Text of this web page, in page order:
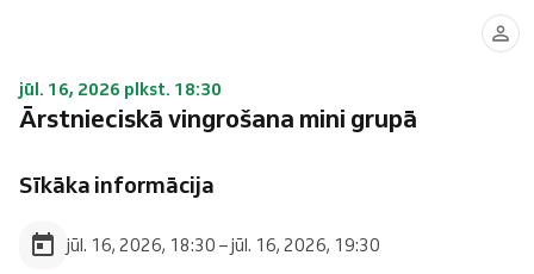
jūl. 16, 2026 plkst. 18:30
Ārstnieciskā vingrošana mini grupā
Sīkāka informācija
jūl. 16, 2026, 18:30 – jūl. 16, 2026, 19:30